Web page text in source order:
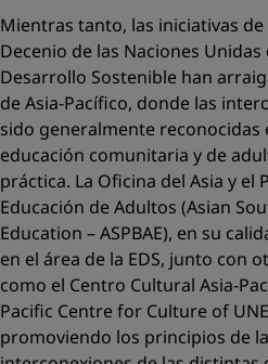
Mientras tanto, las iniciativas de
Decenio de las Naciones
Desarrollo Sostenible han
de Asia-Pacífico, donde las
sido generalmente reconocidas
educación comunitaria y de
práctica. La Oficina del Asia y el
Educación de Adultos (Asian
Education – ASPBAE), en su
en el área de la EDS, junto con
como el Centro Cultural Asia-
Pacific Centre for Culture of
promoviendo los principios de